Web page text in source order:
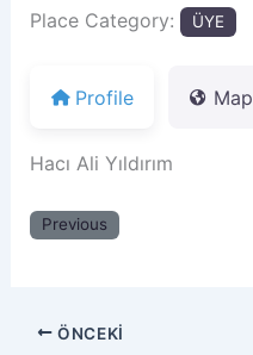
Place Category: ÜYE
Profile Map
Hacı Ali Yıldırım
Previous
ÖNCEKI